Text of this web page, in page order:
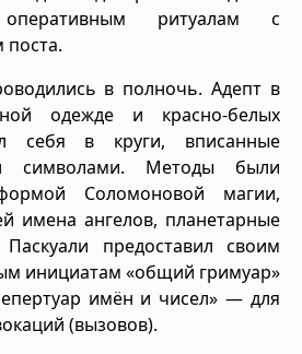
ритуалам с
в полночь. Адепт в
одежде и красно-белых
себя в круги, вписанные
символами. Методы были
Соломоновой магии,
имена ангелов, планетарные
предоставил своим
инициатам «общий гримуар»
имён и чисел» — для
(вызовов).